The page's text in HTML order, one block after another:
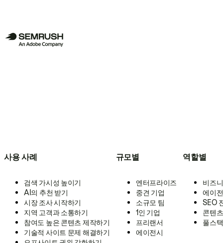
사용 사례
검색 가시성 높이기
AI의 추천 받기
시장 조사 시작하기
지역 고객과 소통하기
참여도 높은 콘텐츠 제작하기
기술적 사이트 문제 해결하기
규모별
엔터프라이즈
중견 기업
소규모 팀
1인 기업
프리랜서
에이전시
역할별
비즈
에이
SEO
콘텐
풀스